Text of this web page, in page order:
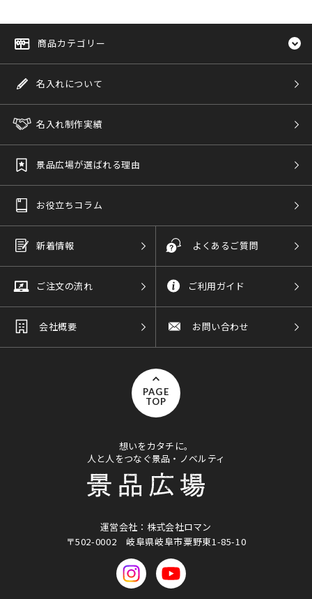
商品カテゴリー
名入れについて
名入れ制作実績
景品広場が選ばれる理由
お役立ちコラム
新着情報 よくあるご質問
ご注文の流れ ご利用ガイド
会社概要 お問い合わせ
PAGE
TOP
想いをカタチに。
人と人をつなぐ景品・ノベルティ
運営会社：株式会社ロマン
〒502-0002岐阜県岐阜市粟野東1-85-10